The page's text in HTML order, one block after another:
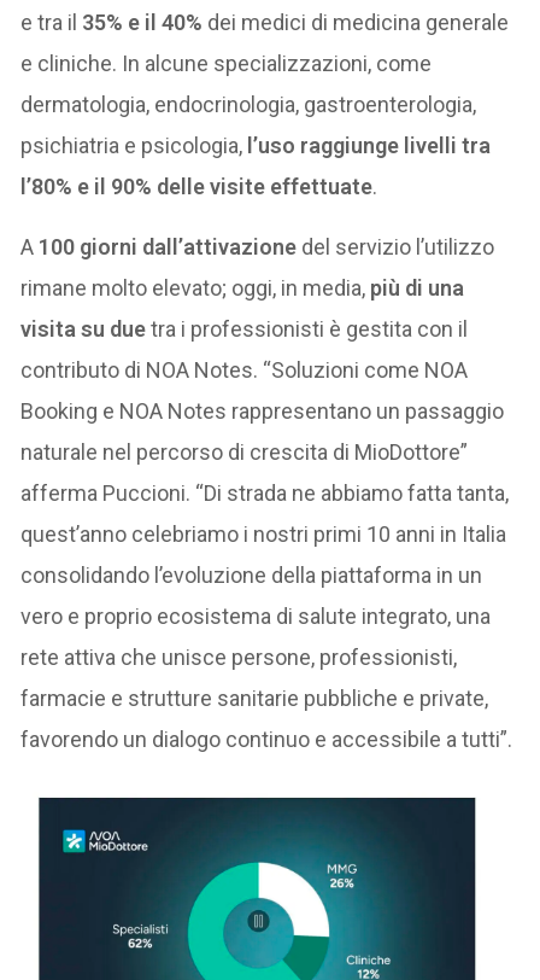
e tra il 35% e il 40% dei medici di medicina generale
e cliniche. In alcune specializzazioni, come
dermatologia, endocrinologia, gastroenterologia,
psichiatria e psicologia, l’uso raggiunge livelli tra
l’80% e il 90% delle visite effettuate.
A 100 giorni dall’attivazione del servizio l’utilizzo
rimane molto elevato; oggi, in media, più di una
visita su duetra i professionisti è gestita con il
contributo di NOA Notes. “Soluzioni come NOA
Booking e NOA Notes rappresentano un passaggio
naturale nel percorso di crescita di MioDottore”
afferma Puccioni. “Di strada ne abbiamo fatta tanta,
quest’anno celebriamo i nostri primi 10 anni in Italia
consolidando l’evoluzione della piattaforma in un
vero e proprio ecosistema di salute integrato, una
rete attiva che unisce persone, professionisti,
farmacie e strutture sanitarie pubbliche e private,
favorendo un dialogo continuo e accessibile a tutti”.